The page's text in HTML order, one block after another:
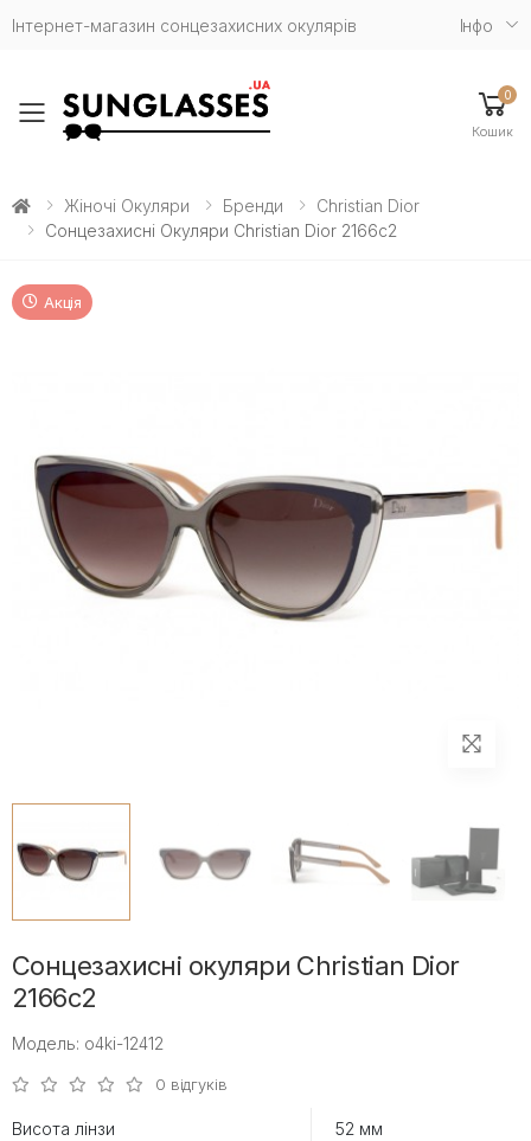
Інтернет-магазин сонцезахисних окулярів Iнфо
Toggle mobile menu
0
Кошик
Жіночі Окуляри Бренди
Christian Dior
Сонцезахисні Окуляри Christian Dior 2166c2
Акція
Сонцезахисні окуляри Christian Dior
2166c2
Модель: o4ki-12412
0 відгуків
Висота лінзи 52 мм